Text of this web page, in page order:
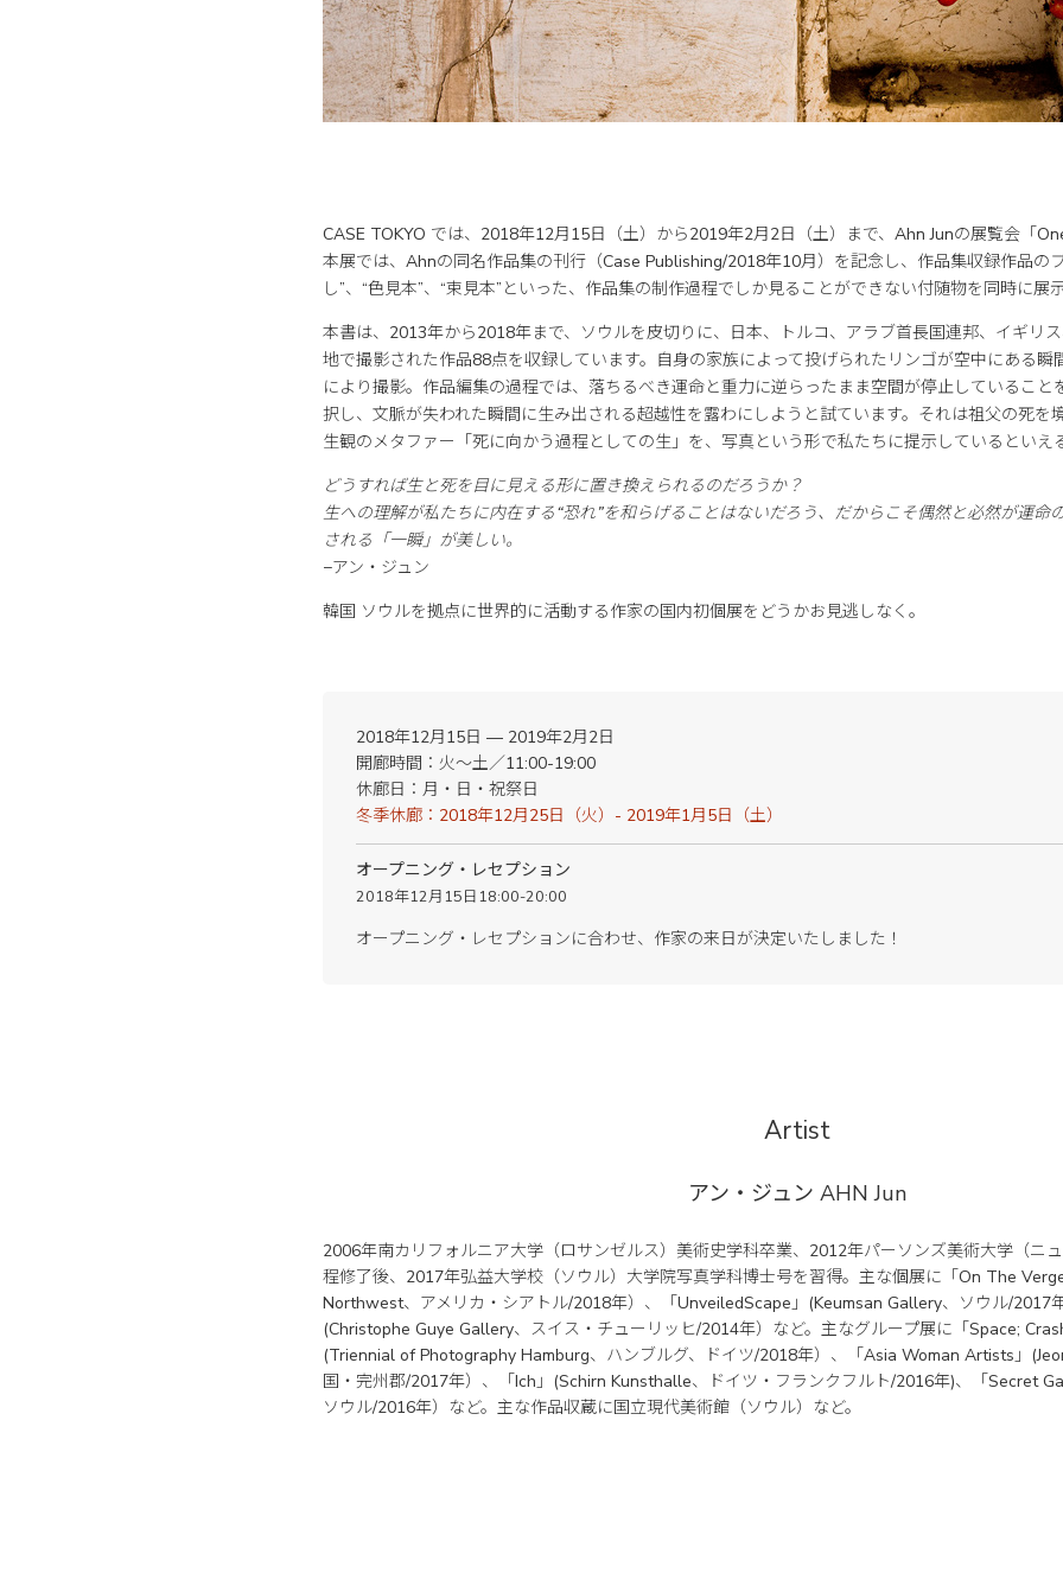
CASE TOKYO では、2018年12月15日（土）から2019年2月2日（土）まで、Ahn Junの展覧会「
本展では、Ahnの同名作品集の刊行（Case Publishing/2018年10月）を記念し、作品集収録作品の
し”、“色見本”、“束見本”といった、作品集の制作過程でしか見ることができない付随物を同時に展
本書は、2013年から2018年まで、ソウルを皮切りに、日本、トルコ、アラブ首長国連邦、イギリ
地で撮影された作品88点を収録しています。自身の家族によって投げられたリンゴが空中にある瞬
により撮影。作品編集の過程では、落ちるべき運命と重力に逆らったまま空間が停止していること
択し、文脈が失われた瞬間に生み出される超越性を露わにしようと試ています。それは祖父の死を
生観のメタファー「死に向かう過程としての生」を、写真という形で私たちに提示しているといえ
どうすれば生と死を目に見える形に置き換えられるのだろうか？
生への理解が私たちに内在する“恐れ”を和らげることはないだろう、だからこそ偶然と必然が運命
される「一瞬」が美しい。
−アン・ジュン
韓国 ソウルを拠点に世界的に活動する作家の国内初個展をどうかお見逃しなく。
2018年12月15日 — 2019年2月2日
開廊時間：火〜土／11:00-19:00
休廊日：月・日・祝祭日
冬季休廊：2018年12月25日（火）- 2019年1月5日（土）
オープニング・レセプション
2018年12月15日18:00-20:00
オープニング・レセプションに合わせ、作家の来日が決定いたしました！
Artist
アン・ジュン AHN Jun
2006年南カリフォルニア大学（ロサンゼルス）美術史学科卒業、2012年パーソンズ美術大学（ニ
程修了後、2017年弘益大学校（ソウル）大学院写真学科博士号を習得。主な個展に「On The
Northwest、アメリカ・シアトル/2018年）、「UnveiledScape」(Keumsan Gallery、ソウル/2017
(Christophe Guye Gallery、スイス・チューリッヒ/2014年）など。主なグループ展に「Space;
(Triennial of Photography Hamburg、ハンブルグ、ドイツ/2018年）、「Asia Woman Artists」
国・完州郡/2017年）、「Ich」(Schirn Kunsthalle、ドイツ・フランクフルト/2016年)、「Secret
ソウル/2016年）など。主な作品収蔵に国立現代美術館（ソウル）など。